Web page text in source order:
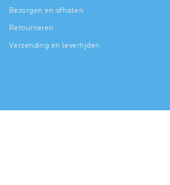
Bezorgen en afhalen
Retourneren
Verzending en levertijden